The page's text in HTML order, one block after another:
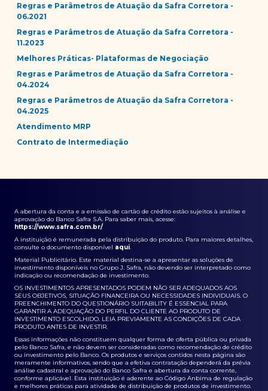
Regras e Parâmetros de Atuação da Safra Corretora -
06.2021
Regras e Parâmetros de Atuação da Safra Corretora -
11.2023
Melhores Práticas- Plataformas de Negociação
Regras e Parâmetros de Atuação da Safra Corretora -
04.2024
Regras e Parâmetros de Atuação da Safra Corretora -
04.2025
Atendimento MRP
Contrato de Intermediação
A abertura da conta e a emissão de cartão de crédito estão sujeitos à análise e
aprovação do Banco Safra S.A. Para saber mais, acesse:
https://www.safra.com.br/
A instituição é remunerada pela distribuição do produto. Para maiores detalhes,
consulte o documento disponível aqui.
Material Publicitário. Este material destina-se a apresentar as soluções de
investimento disponíveis no Grupo J. Safra, não devendo ser interpretado como
indicação ou recomendação de investimento.
OS INVESTIMENTOS APRESENTADOS PODEM NÃO SER ADEQUADOS AOS
SEUS OBJETIVOS, SITUAÇÃO FINANCEIRA OU NECESSIDADES INDIVIDUAIS. O
PREENCHIMENTO DO QUESTIONÁRIO SUITABILITY É ESSENCIAL PARA
GARANTIR A ADEQUAÇÃO DO PERFIL DO CLIENTE AO PRODUTO DE
INVESTIMENTO ESCOLHIDO. LEIA PREVIAMENTE AS CONDIÇÕES DE CADA
PRODUTO ANTES DE INVESTIR.
Essas informações não constituem qualquer forma de oferta pública ou privada
pelo Banco Safra, e não devem ser consideradas como recomendação de crédito
ou investimento pelo Banco. Os produtos e serviços contidos nesta página são
meramente informativos, sendo que a efetiva contratação dependerá da prévia
análise cadastral e aprovação do Banco Safra e abertura da conta corrente,
conforme aplicável. Esta instituição é aderente ao Código Anbima de regulação
e melhores práticas para atividade de distribuição de produtos de investimento.